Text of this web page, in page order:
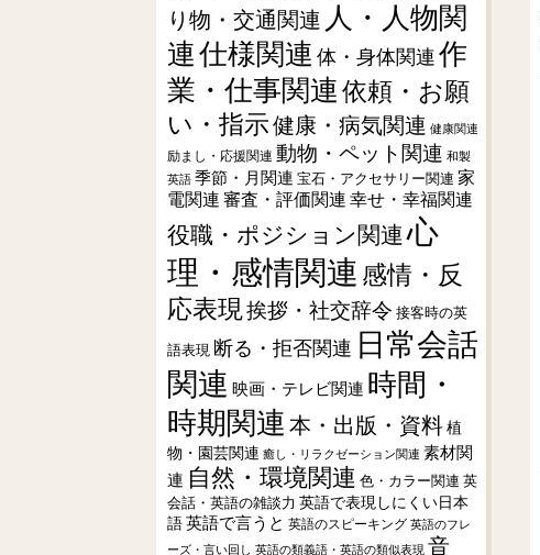
り物・交通関連 人・人物関
連仕様関連 体・身体関連 作
業・仕事関連依頼・お願
い・指示健康・病気関連 健康関連
励まし・応援関連 動物・ペット関連 和製
英語 季節・月関連 宝石・アクセサリー関連 家
電関連 審査・評価関連 幸せ・幸福関連
役職・ポジション関連 心
理・感情関連 感情・反
応表現挨拶・社交辞令 接客時の英
語表現 断る・拒否関連 日常会話
関連 映画・テレビ関連 時間・
時期関連 本・出版・資料植
物・園芸関連 癒し・リラクゼーション関連 素材関
連 自然・環境関連 色・カラー関連 英
会話・英語の雑談力 英語で表現しにくい日本
語 英語で言うと 英語のスピーキング 英語のフレ
ーズ・言い回し 英語の類義語・英語の類似表現 音